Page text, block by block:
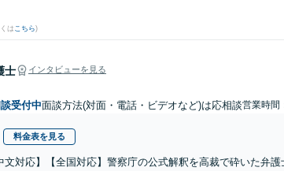
はこちら)
士 インタビューを見る
受付中面談方法(対面・電話・ビデオなど)は応相談営業時間
料金表を見る
文対応】【全国対応】警察庁の公式解釈を高裁で砕いた弁